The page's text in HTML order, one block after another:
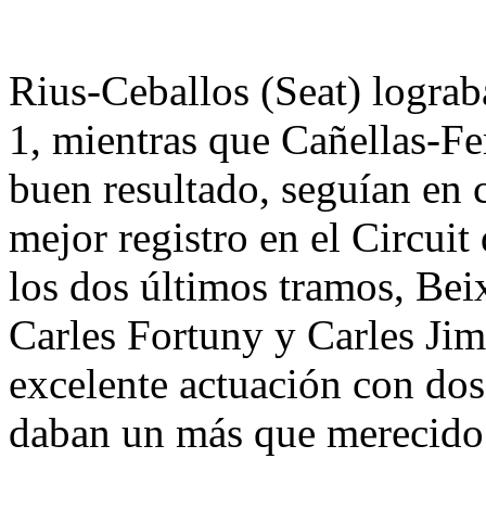
Rius-Ceballos (Seat)
1, mientras que Cañellas-
buen resultado, seguían en
mejor registro en el Circuit
los dos últimos tramos,
Carles Fortuny y Carles
excelente actuación con
daban un más que